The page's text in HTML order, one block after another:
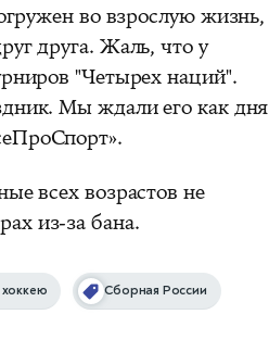
во взрослую жизнь,
друга. Жаль, что у
"Четырех наций".
Мы ждали его как дня
.
всех возрастов не
из-за бана.
Сборная России